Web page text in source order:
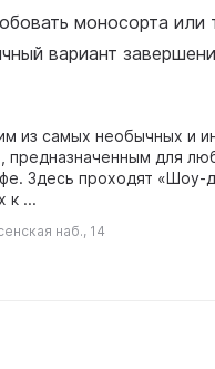
моносорта или
вариант
из самых необычных и
предназначенным для
Здесь проходят «Шоу-
традиционных и авторских к ...
наб., 14